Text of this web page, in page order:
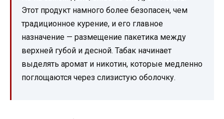
Этот продукт намного более безопасен, чем
традиционное курение, и его главное
назначение — размещение пакетика между
верхней губой и десной. Табак начинает
выделять аромат и никотин, которые медленно
поглощаются через слизистую оболочку.